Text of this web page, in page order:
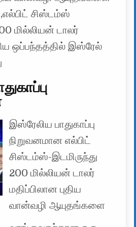
சிஸ்டம்ஸ்
மில்லியன் டாலர்
ஒப்பந்தத்தில் இஸ்ரேல்
இஸ்ரேலிய பாதுகாப்பு
நிறுவனமான எல்பிட்
சிஸ்டம்ஸ்-இடமிருந்து
200 மில்லியன் டாலர்
மதிப்பிலான புதிய
வான்வழி ஆயுதங்களை